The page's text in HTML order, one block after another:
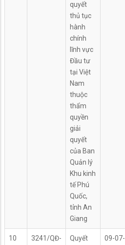
quyết
thủ tục
hành
chính
lĩnh vực
Đầu tư
tại Việt
Nam
thuộc
thẩm
quyền
giải
quyết
của Ban
Quản lý
Khu kinh
tế Phú
Quốc,
tỉnh An
Giang
10
3241/QĐ-
Quyết
09-07-